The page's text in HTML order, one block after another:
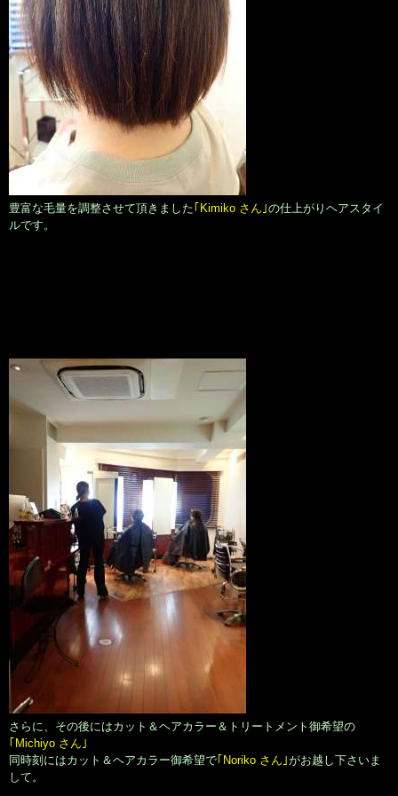
豊富な毛量を調整させて頂きました｢Kimiko さん｣の仕上がりヘアスタイ
ルです。
さらに、その後にはカット＆ヘアカラー＆トリートメント御希望の
｢Michiyo さん｣
同時刻にはカット＆ヘアカラー御希望で｢Noriko さん｣がお越し下さいま
して。